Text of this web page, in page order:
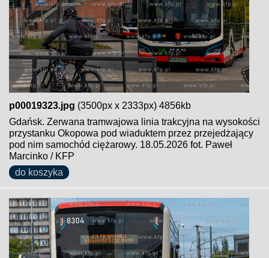
p00019323.jpg (3500px x 2333px) 4856kb
Gdańsk. Zerwana tramwajowa linia trakcyjna na wysokości
przystanku Okopowa pod wiaduktem przez przejedżający
pod nim samochód ciężarowy. 18.05.2026 fot. Paweł
Marcinko / KFP
do koszyka